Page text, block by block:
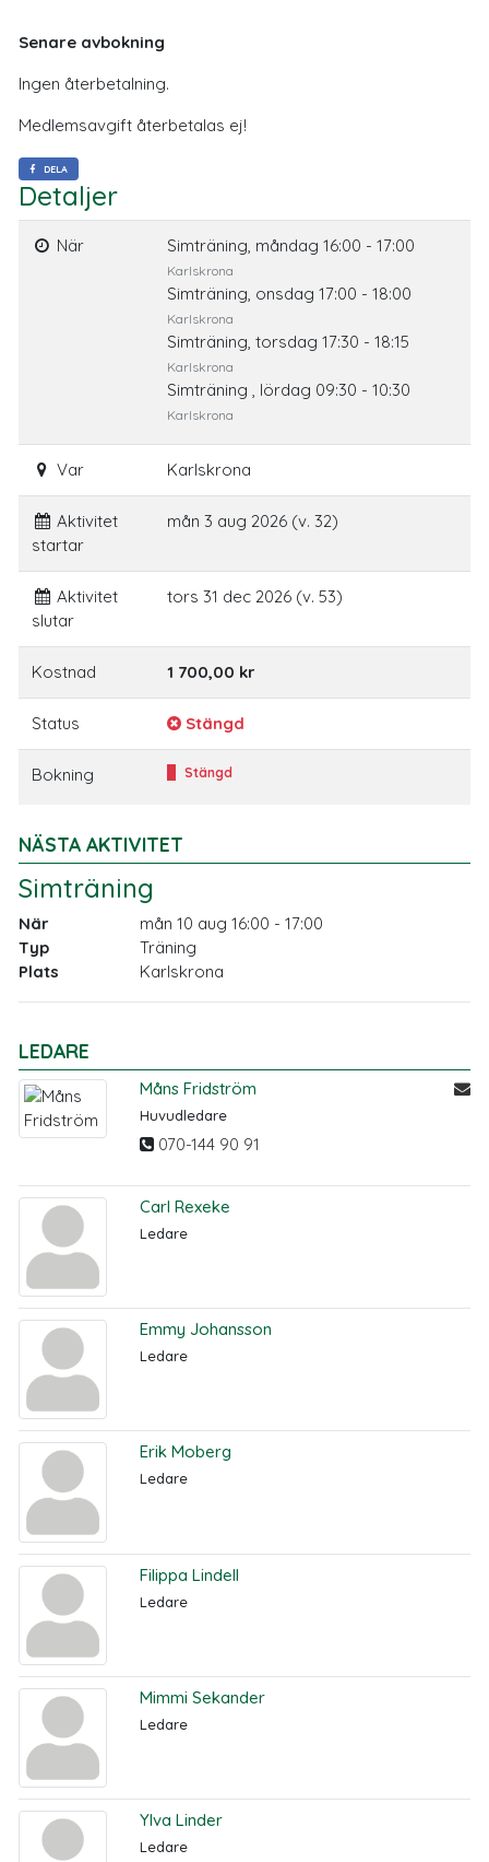
NÄSTA AKTIVITET
Simträning
När
mån 10 aug 16:00 - 17:00
Typ
Träning
Plats
Karlskrona
LEDARE
Måns Fridström
Huvudledare
070-144 90 91
Carl Rexeke
Ledare
Emmy Johansson
Ledare
Erik Moberg
Ledare
Filippa Lindell
Ledare
Mimmi Sekander
Ledare
Ylva Linder
Ledare
Senare avbokning
Ingen återbetalning.
Medlemsavgift återbetalas ej!
DELA
Detaljer
När Simträning, måndag 16:00 - 17:00
Karlskrona
Simträning, onsdag 17:00 - 18:00
Karlskrona
Simträning, torsdag 17:30 - 18:15
Karlskrona
Simträning , lördag 09:30 - 10:30
Karlskrona
Var Karlskrona
Aktivitet
startar
mån 3 aug 2026 (v. 32)
Aktivitet
slutar
tors 31 dec 2026 (v. 53)
Kostnad 1 700,00 kr
Status Stängd
Bokning Stängd